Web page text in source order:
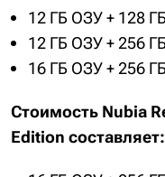
12 ГБ ОЗУ + 128
12 ГБ ОЗУ + 256
16 ГБ ОЗУ + 256
Стоимость Nubia
Edition составляет: